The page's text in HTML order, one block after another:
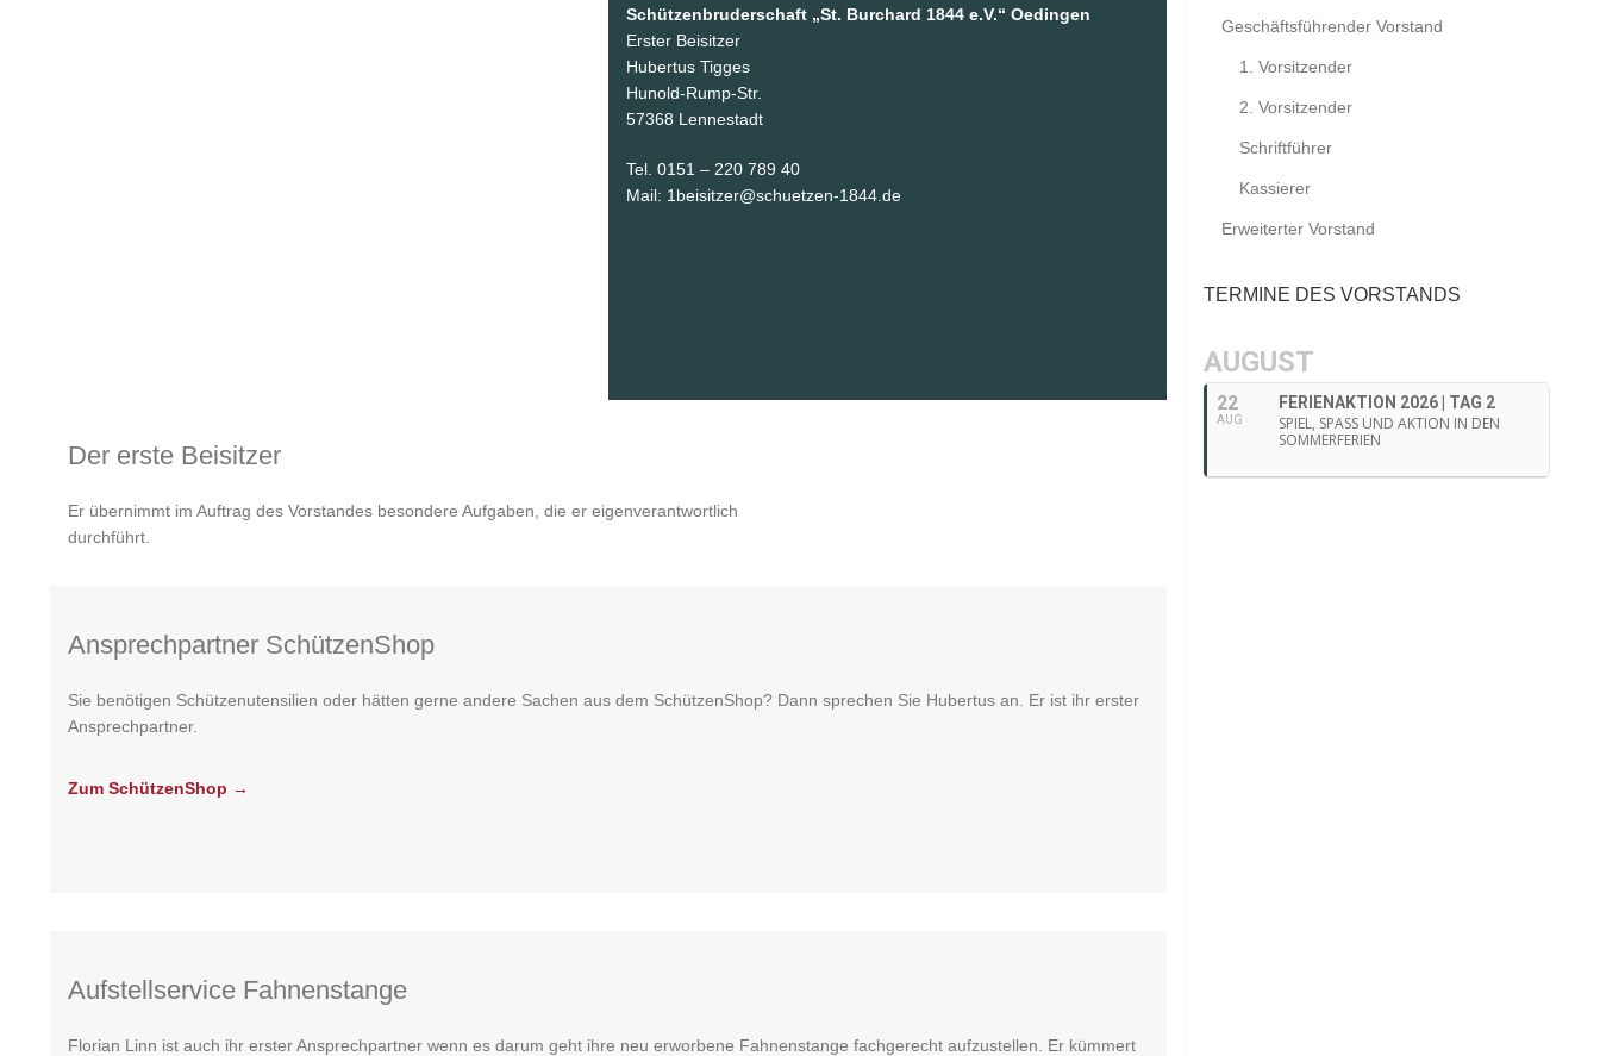
Schützenbruderschaft „St. Burchard 1844 e.V.“ Oedingen
Erster Beisitzer
Hubertus Tigges
Hunold-Rump-Str.
57368 Lennestadt
Tel. 0151 – 220 789 40
Mail: 1beisitzer@schuetzen-1844.de
Der erste Beisitzer
Er übernimmt im Auftrag des Vorstandes besondere Aufgaben, die er eigenverantwortlich
durchführt.
Ansprechpartner SchützenShop
Sie benötigen Schützenutensilien oder hätten gerne andere Sachen aus dem SchützenShop? Dann sprechen Sie Hubertus an. Er ist ihr erster
Ansprechpartner.
Zum SchützenShop →
Aufstellservice Fahnenstange
Florian Linn ist auch ihr erster Ansprechpartner wenn es darum geht ihre neu erworbene Fahnenstange fachgerecht aufzustellen. Er kümmert
Geschäftsführender Vorstand
1. Vorsitzender
2. Vorsitzender
Schriftführer
Kassierer
Erweiterter Vorstand
TERMINE DES VORSTANDS
AUGUST
22
AUG
FERIENAKTION 2026 | TAG 2
SPIEL, SPASS UND AKTION IN DEN
SOMMERFERIEN